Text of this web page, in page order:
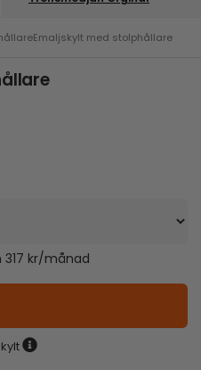
Emaljskylt med stolphållare
317 kr/månad